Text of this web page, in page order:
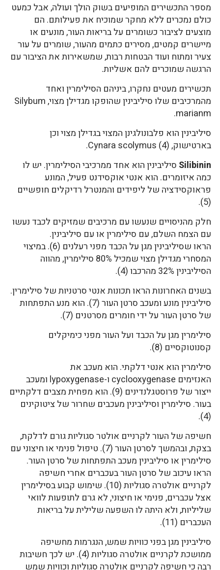
מספר התכשירים המופיעים בשוק הולך ועולה, אבל כמעט
כולם נמכרים ללא מחקר שמוכיח את פעילותם. הם
מוצעים לציבור כשומרים על בריאות העור, מונעים או
מיישרים קמטים, מסירים כתמים מהעור, שומרים על עור
צעיר ומתוח ועוד הבטחות רבות, שמשאירות את הציבור עם
הרגשה שמוכרים להם אשליות.
תכשירים מעטים נחקרו, ביניהם הסילימרין ואחד
מהמרכיבים שלו סיליבינין שהופקו מגדילן מצוי, Silybum
marianm.
סיליבינין הוא פלבונולגינן המצוי בגדילן מצוי וכן
בארטישוק, Cynara scolymus (4).
Silibinin סיליבינין הוא אחד ממרכיבי הסילימרין. יש לו
כמה איזומרים. הוא אנטי אוקסידנט פעיל, המונע
פראוקסידציה של ליפידים והמנטרל רדיקלים חופשיים
(5).
חלק מהניסויים שנעשו עם מרכיבים שמזיקים לכבד נעשו
עם הצמח השלם, עם סילימרין או עם סיליבינין.
הראו שסיליבינין מגן על הכבד מפני רעלנים (6). במיצוי
המסחרי מגדילן מצוי שמכיל 80% סילימרין, מהווה
הסיליבינין 32% מהרכבו (4).
בשנים האחרונות הראו תכונות אנטי סרטניות של סילימרין.
סיליבינין מונע ומעכב סרטן העור (7). הוא מנע התפתחות
של סרטן העור על ידי חומרים מסרטנים (7).
סילימרין מגן על הכבד ועל העור מפני כימיקלים
קסנוטוקסיים (8).
סילימרין הוא אנטי דלקתי. הוא מעכב את
האנזימים cyclooxygenase ו-lypoxygenase ומעכב
ייצור של פרוסטגלנדינים (9). הוא מפחית מצבים דלקתיים
בעור. סילימרין וסיליבינין מעכבים שחרור של ציטוקינים
(4).
חשיפה של העור לקרניים אולטר סגוליות גורם לדלקת,
בצקת, ובהמשך לסרטן העור (7). טיפול פנימי או חיצוני עם
סילימרין או סיליבינין מעכב התפתחות של סרטן העור.
הראו עיכוב של סרטן העור בעכברים אחרי חשיפה
לקרניים אולטרה סגוליות (10). שימוש קבוע בסילימרין
אצל עכברים, פנימי או חיצוני, לא גרם לתופעות לוואי
שליליות, ולא היתה לו השפעה שלילית על בריאות
העכברים (11).
סיליבינין מגן בפני כוויות שמש, הנגרמות מחשיפה
ממושכת לקרניים אולטרה סגוליות (4). יש לכך חשיבות
רבה כי חשיפה לקרניים אולטרה סגוליות וכוויות שמש